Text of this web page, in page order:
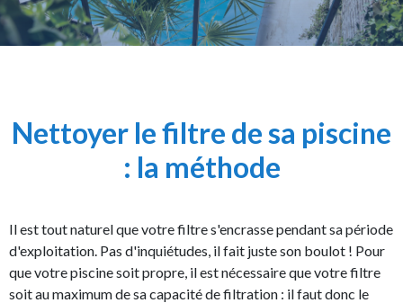
Nettoyer le filtre de sa piscine
: la méthode
Il est tout naturel que votre filtre s'encrasse pendant sa période
d'exploitation. Pas d'inquiétudes, il fait juste son boulot ! Pour
que votre piscine soit propre, il est nécessaire que votre filtre
soit au maximum de sa capacité de filtration : il faut donc le